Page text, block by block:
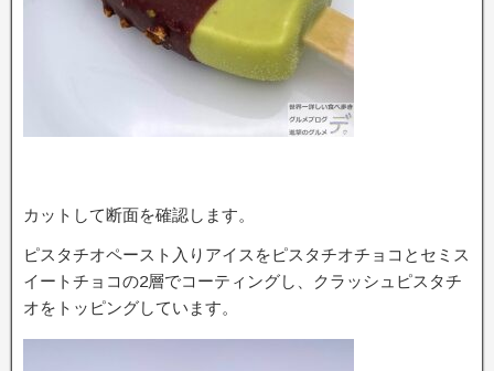
カットして断面を確認します。
ピスタチオペースト入りアイスをピスタチオチョコとセミス
イートチョコの2層でコーティングし、クラッシュピスタチ
オをトッピングしています。